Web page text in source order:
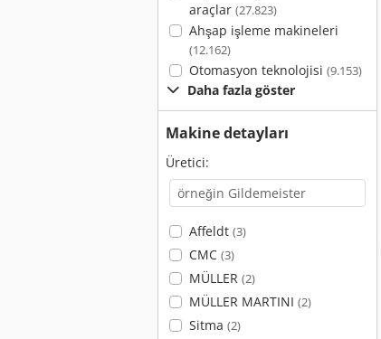
araçlar (27.823)
Ahşap işleme makineleri
(12.162)
Otomasyon teknolojisi (9.153)
Daha fazla göster
Makine detayları
Üretici:
Affeldt (3)
CMC (3)
MÜLLER (2)
MÜLLER MARTINI (2)
Sitma (2)